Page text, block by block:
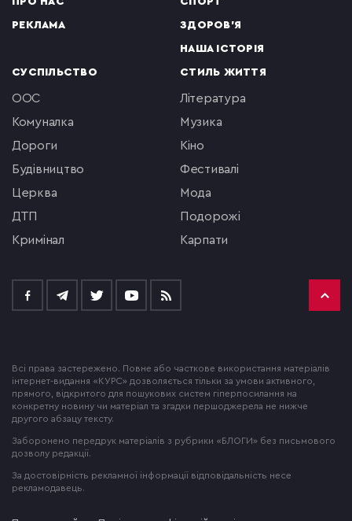
РЕКЛАМА ЗДОРОВ'Я
НАША ІСТОРІЯ
СУСПІЛЬСТВО
ООС
комуналка
Дороги
будівництво
церква
ДТП
кримінал
СТИЛЬ ЖИТТЯ
література
музика
кіно
фестивалі
мода
подорожі
Карпати
Всі права застережено. Повне або часткове використання матеріалів
інтернет-видання «КУРС» дозволяється тільки за умови активного,
прямого, відкритого для пошукових систем гіперпосилання на
конкретну новину чи матеріал та згадки першоджерела не нижче
другого абзацу тексту.
Заборонено передрук матеріалів з рубрики «БЛОГИ» без письмового
дозволу редакції.
За достовірність рекламної інформації відповідальність несе
рекламодавець.